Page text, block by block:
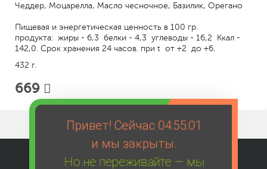
Привет! Сейчас 04:55:01
и мы закрыты.
Но не переживайте — мы
Чеддер, Моцарелла, Масло чесночное, Базилик, Орегано
Пищевая и энергетическая ценность в 100 гр.
продукта: жиры - 6,3 белки - 4,3 углеводы - 16,2 Ккал -
142,0. Срок хранения 24 часов. при t от +2 до +6.
432 г.
669